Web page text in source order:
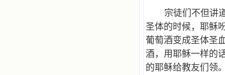
宗徒们不但讲
圣体的时候，耶稣
葡萄酒变成圣体圣
酒，用耶稣一样的
的耶稣给教友们领